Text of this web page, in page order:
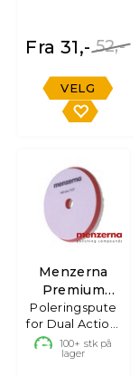
52,-
Fra 31,-
VELG
Menzerna
Premium
Wool Pad
125/140mm
Poleringspute
for Dual Action,
1 stk
100+ stk på
lager